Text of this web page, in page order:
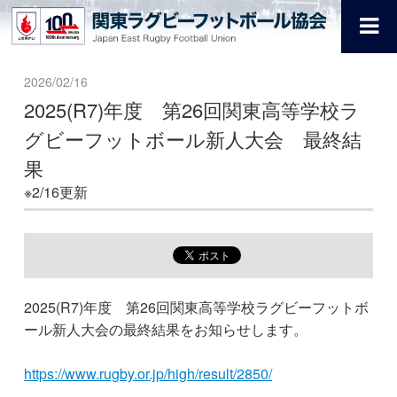
2026/02/16
2025(R7)年度 第26回関東高等学校ラ
グビーフットボール新人大会 最終結
果
※2/16更新
2025(R7)年度 第26回関東高等学校ラグビーフットボ
ール新人大会の最終結果をお知らせします。
https://www.rugby.or.jp/high/result/2850/